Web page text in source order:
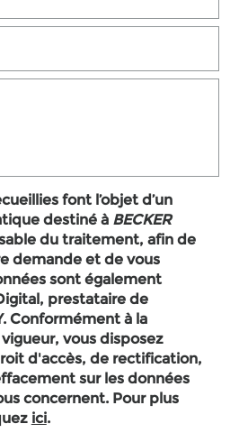
font l’objet d’un
destiné àBECKER
du traitement, afin de
demande et de vous
sont également
prestataire de
vous disposez
d'accès, de rectification,
sur les données
concernent. Pour plus
ici.